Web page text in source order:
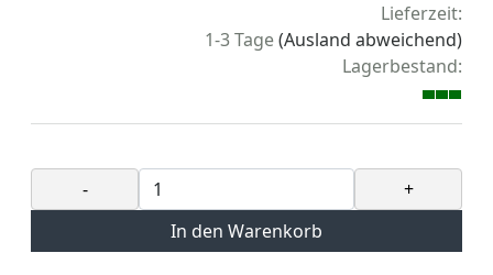
Lieferzeit:
1-3 Tage(Ausland abweichend)
Lagerbestand:
-
+
In den Warenkorb